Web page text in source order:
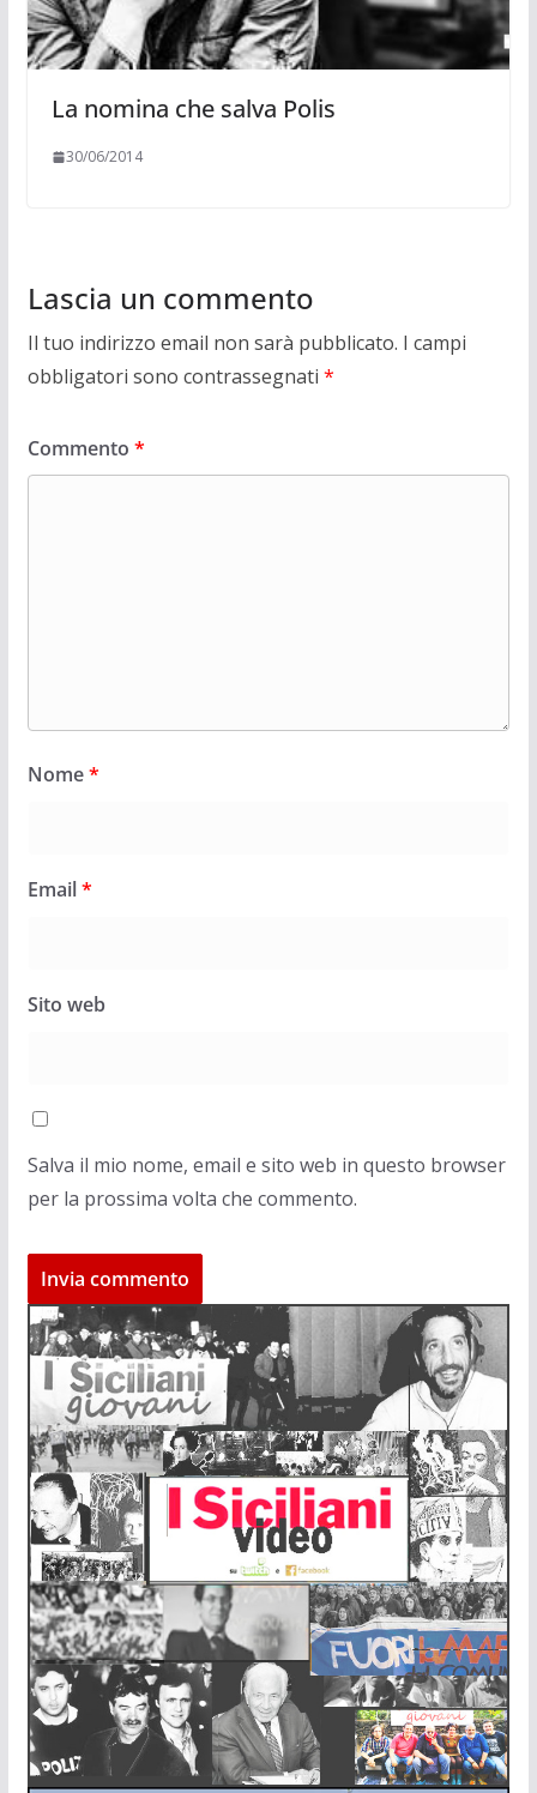
La nomina che salva Polis
30/06/2014
Lascia un commento
Il tuo indirizzo email non sarà pubblicato. I campi
obbligatori sono contrassegnati *
Commento *
Nome*
Email*
Sito web
Salva il mio nome, email e sito web in questo browser
per la prossima volta che commento.